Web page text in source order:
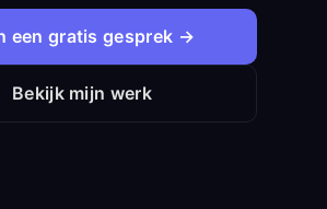
een gratis gesprek →
Bekijk mijn werk